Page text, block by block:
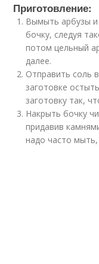
Приготовление:
Вымыть арбузы и
бочку, следуя
потом цельный
далее.
Отправить соль
заготовке
заготовку так,
Накрыть бочку
придавив
надо часто